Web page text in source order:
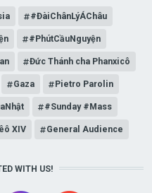
#ĐàiChânLýÁChâu
#PhútCầuNguyện
Đức Thánh cha Phanxicô
Gaza Pietro Parolin
#Sunday #Mass
XIV General Audience
WITH US!